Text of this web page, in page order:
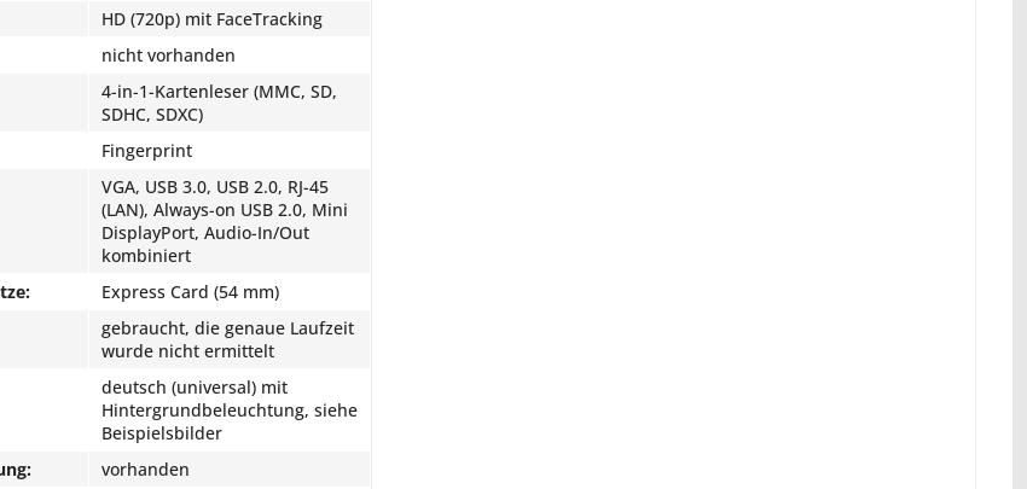
HD (720p) mit FaceTracking
nicht vorhanden
4-in-1-Kartenleser (MMC, SD,
SDHC, SDXC)
Fingerprint
VGA, USB 3.0, USB 2.0, RJ-45
(LAN), Always-on USB 2.0, Mini
DisplayPort, Audio-In/Out
kombiniert
Express Card (54 mm)
gebraucht, die genaue Laufzeit
wurde nicht ermittelt
deutsch (universal) mit
Hintergrundbeleuchtung, siehe
Beispielsbilder
vorhanden